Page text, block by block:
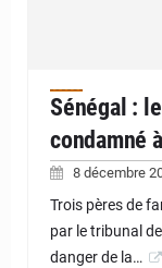
Sénégal :
condamné
8 décembre
Trois pères de
par le tribunal
danger de la…